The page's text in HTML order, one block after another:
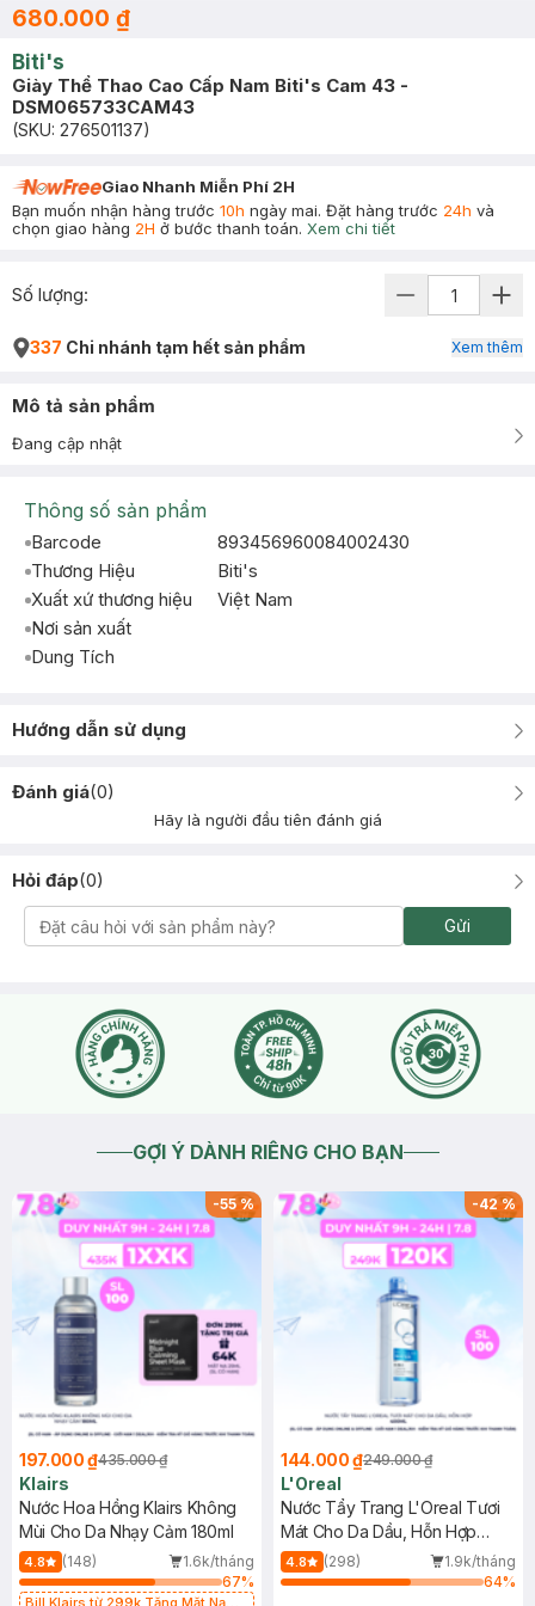
680.000 ₫
Biti's
Giày Thể Thao Cao Cấp Nam Biti's Cam 43 -
DSM065733CAM43
(SKU: 276501137)
Giao Nhanh Miễn Phí 2H
Bạn muốn nhận hàng trước 10h ngày mai. Đặt hàng trước 24h và
chọn giao hàng 2H ở bước thanh toán. Xem chi tiết
Số lượng:
337 Chi nhánh tạm hết sản phẩm Xem thêm
Mô tả sản phẩm
Đang cập nhật
Thông số sản phẩm
Barcode
893456960084002430
Thương Hiệu
Biti's
Xuất xứ thương hiệu
Việt Nam
Nơi sản xuất
Dung Tích
Hướng dẫn sử dụng
Đánh giá(0)
Hãy là người đầu tiên đánh giá
Hỏi đáp(0)
Gửi
GỢI Ý DÀNH RIÊNG CHO BẠN
-55%
197.000 ₫435.000 ₫
Klairs
Nước Hoa Hồng Klairs Không
Mùi Cho Da Nhạy Cảm 180ml
4.8 (148)
1.6k/tháng
67%
Bill Klairs từ 299k Tặng Mặt Nạ
-42%
144.000 ₫249.000 ₫
L'Oreal
Nước Tẩy Trang L'Oreal Tươi
Mát Cho Da Dầu, Hỗn Hợp
400ml
4.8 (298)
1.9k/tháng
64%